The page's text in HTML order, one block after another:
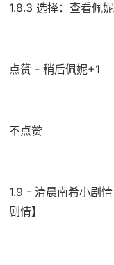
1.8.3 选择：查看佩
点赞 - 稍后佩妮+1
不点赞
1.9 - 清晨南希小剧
剧情】